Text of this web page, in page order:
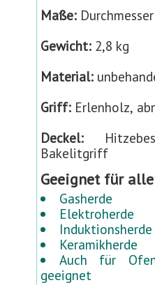
STABMATTENZÄUNE 3D- 2D
BABYARTIKEL UND
TIERBEDARF
k
t
i
v
e
r
R
e
i
t
r
Maße:
Gewicht: 2,8 kg
Material:
Griff: Erlenholz,
Deckel:
Bakelitgriff
Geeignet für
Gasherde
Elektroherde
Induktionsherde
Keramikherde
Auch für
geeignet